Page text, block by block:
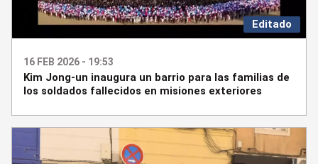
Editado
16 FEB 2026 - 19:53
Kim Jong-un inaugura un barrio para las familias de
los soldados fallecidos en misiones exteriores